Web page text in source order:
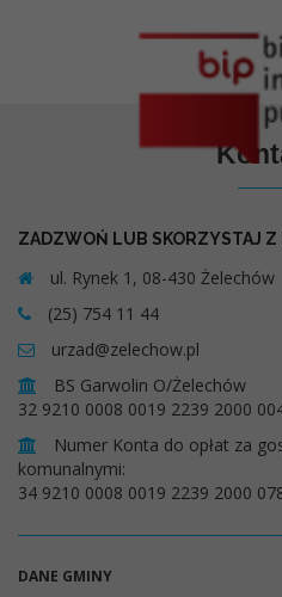
ZADZWOŃ LUB SKORZYSTAJ Z
ul. Rynek 1, 08-430 Żelechów
(25) 754 11 44
urzad@zelechow.pl
BS Garwolin O/Żelechów
32 9210 0008 0019 2239 2000
Numer Konta do opłat za
komunalnymi:
34 9210 0008 0019 2239 2000
DANE GMINY